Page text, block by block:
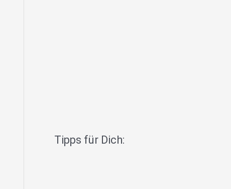
Tipps für Dich: